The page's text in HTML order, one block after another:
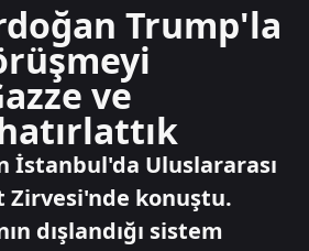
Trump'la
ve
İstanbul'da Uluslararası
Zirvesi'nde konuştu.
dışlandığı sistem